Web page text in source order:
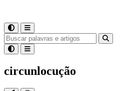
circunlocução